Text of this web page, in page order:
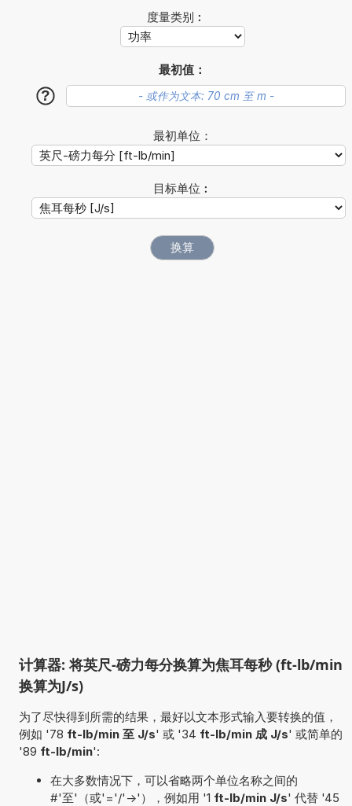
度量类别︰
最初值：
?
最初单位：
目标单位︰
计算器: 将英尺-磅力每分换算为焦耳每秒 (ft-lb/min
换算为J/s)
为了尽快得到所需的结果，最好以文本形式输入要转换的值，
例如 '78 ft-lb/min 至 J/s' 或 '34 ft-lb/min 成 J/s' 或简单的
'89 ft-lb/min':
在大多数情况下，可以省略两个单位名称之间的
#'至'（或'='/'->'），例如用 '1 ft-lb/min J/s' 代替 '45